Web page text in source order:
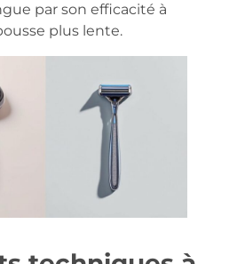
par son efficacité à
plus lente.